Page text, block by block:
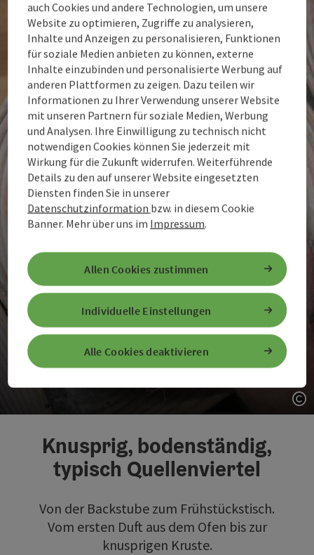
Knusprig, bodenständig,
typisch Quellenviertel
Von der Backstube zum Frühstückstisch.
Vom ersten Duft aus dem Ofen bis zur
knusprigen Kruste.
auch Cookies und andere Technologien, um unsere
Website zu optimieren, Zugriffe zu analysieren,
Inhalte und Anzeigen zu personalisieren, Funktionen
für soziale Medien anbieten zu können, externe
Inhalte einzubinden und personalisierte Werbung auf
anderen Plattformen zu zeigen. Dazu teilen wir
Informationen zu Ihrer Verwendung unserer Website
mit unseren Partnern für soziale Medien, Werbung
und Analysen. Ihre Einwilligung zu technisch nicht
notwendigen Cookies können Sie jederzeit mit
Wirkung für die Zukunft widerrufen. Weiterführende
Details zu den auf unserer Website eingesetzten
Diensten finden Sie in unserer
Datenschutzinformation bzw. in diesem Cookie
Banner. Mehr über uns im Impressum.
Alle Cookies deaktivieren
Individuelle Einstellungen
Allen Cookies zustimmen